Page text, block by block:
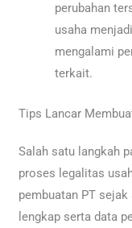
perubahan
usaha
mengalami
terkait.
Tips Lancar
Salah satu langkah
proses legalitas
pembuatan PT
lengkap serta data